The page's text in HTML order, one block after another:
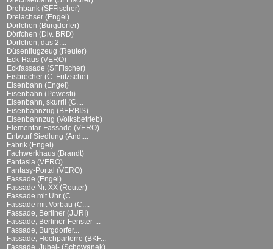
Drehbank (SFFischer)
Dreiachser (Engel)
Dörfchen (Burgdorfer)
Dörfchen (Div. BRD)
Dörfchen, das 2....
Düsenflugzeug (Reuter)
Eck-Haus (VERO)
Eckfassade (SFFischer)
Eisbrecher (C. Fritzsche)
Eisenbahn (Engel)
Eisenbahn (Pewesti)
Eisenbahn, skurril (C....
Eisenbahnzug (BERBIS)...
Eisenbahnzug (Volksbetrieb)
Elementar-Fassade (VERO)
Entwurf Siedlung (And....
Fabrik (Engel)
Fachwerkhaus (Brandt)
Fantasia (VERO)
Fantasy-Portal (VERO)
Fassade (Engel)
Fassade Nr. XX (Reuter)
Fassade mit Uhr (C....
Fassade mit Vorbau (C....
Fassade, Berliner (JURI)
Fassade, Berliner-Fenster-...
Fassade, Burgdorfer...
Fassade, Hochparterre (BKF...
Fassade, Jubel- (Schowanek)